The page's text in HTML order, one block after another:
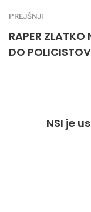
PREJŠNJI
RAPER ZLATKO
DO POLICISTOV
NSI je